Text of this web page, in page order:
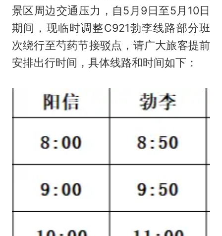
景区周边交通压力，自5月9日至5月10日
期间，现临时调整C921勃李线路部分班
次绕行至芍药节接驳点，请广大旅客提前
安排出行时间，具体线路和时间如下：